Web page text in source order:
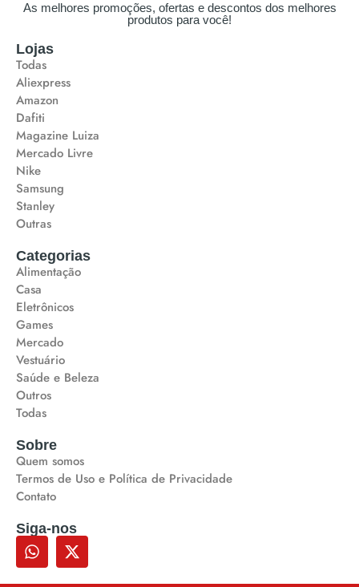
As melhores promoções, ofertas e descontos dos melhores
produtos para você!
Lojas
Todas
Aliexpress
Amazon
Dafiti
Magazine Luiza
Mercado Livre
Nike
Samsung
Stanley
Outras
Categorias
Alimentação
Casa
Eletrônicos
Games
Mercado
Vestuário
Saúde e Beleza
Outros
Todas
Sobre
Quem somos
Termos de Uso e Política de Privacidade
Contato
Siga-nos